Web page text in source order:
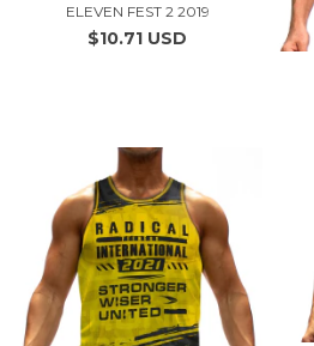
ELEVEN FEST 2 2019
$10.71 USD